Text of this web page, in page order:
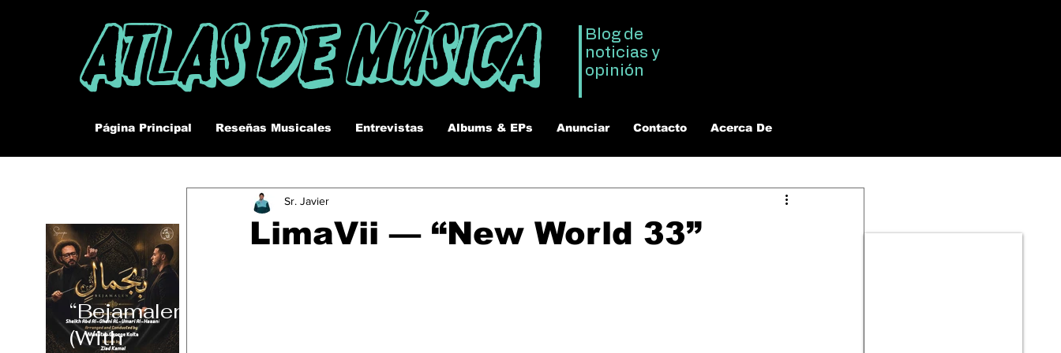
Atlas De Música
Blog de
noticias y
opinión
Página Principal Reseñas Musicales Entrevistas Albums & EPs Anunciar Contacto Acerca De
“Bejamalen”
(With
LimaVii — “New World 33”
Sr. Javier